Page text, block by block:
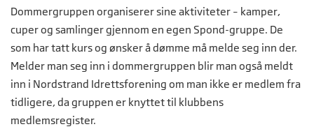
Dommergruppen organiserer sine aktiviteter – kamper,
cuper og samlinger gjennom en egen Spond-gruppe. De
som har tatt kurs og ønsker å dømme må melde seg inn der.
Melder man seg inn i dommergruppen blir man også meldt
inn i Nordstrand Idrettsforening om man ikke er medlem fra
tidligere, da gruppen er knyttet til klubbens
medlemsregister.